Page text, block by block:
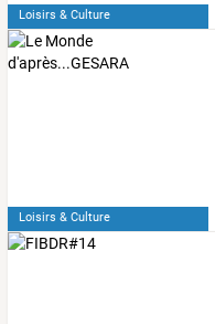
Loisirs & Culture
Loisirs & Culture